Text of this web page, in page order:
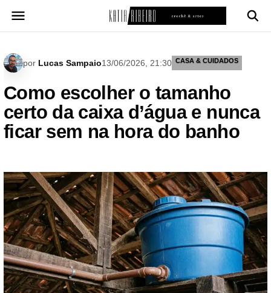
para
por Lucas Sampaio13/06/2026, 21:30 CASA & CUIDADOS
Como escolher o tamanho
certo da caixa d’água e nunca
ficar sem na hora do banho